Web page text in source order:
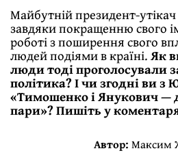
Майбутній президент-
завдяки покращенню свого
роботі з поширення свого
людей подіями в країні.Як
люди тоді проголосували
політика? І чи згодні ви
«Тимошенко і Янукович —
пари»? Пишіть у
Автор: Максим